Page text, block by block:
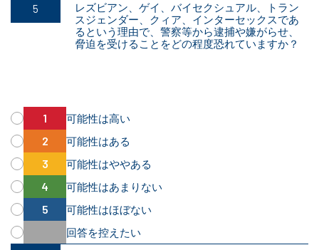
レズビアン、ゲイ、バイセクシュアル、トラン
スジェンダー、クィア、インターセックスであ
るという理由で、警察等から逮捕や嫌がらせ、
脅迫を受けることをどの程度恐れていますか？
可能性は高い
可能性はある
可能性はややある
可能性はあまりない
可能性はほぼない
回答を控えたい